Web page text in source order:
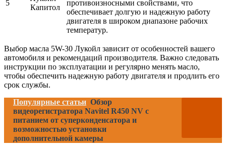
5
Капитол
противоизносными свойствами, что
обеспечивает долгую и надежную работу
двигателя в широком диапазоне рабочих
температур.
Выбор масла 5W-30 Лукойл зависит от особенностей вашего
автомобиля и рекомендаций производителя. Важно следовать
инструкции по эксплуатации и регулярно менять масло,
чтобы обеспечить надежную работу двигателя и продлить его
срок службы.
Популярные статьи Обзор
видеорегистратора Navitel R450 NV с
питанием от суперконденсатора и
возможностью установки
дополнительной камеры